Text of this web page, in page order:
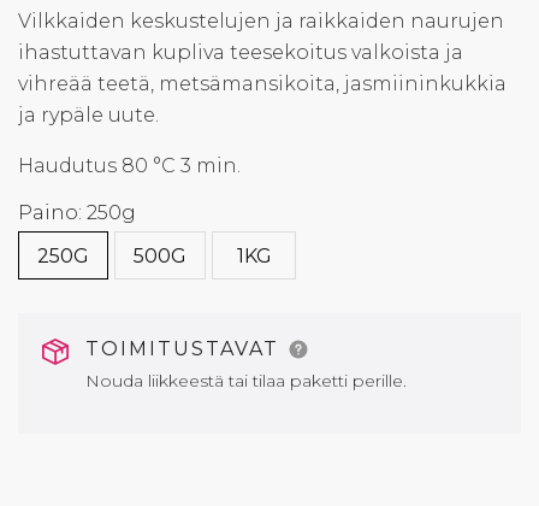
Vilkkaiden keskustelujen ja raikkaiden naurujen
ihastuttavan kupliva teesekoitus valkoista ja
vihreää teetä, metsämansikoita, jasmiininkukkia
ja rypäle uute.
Haudutus 80 °C 3 min.
Paino: 250g
250G
500G 1KG
TOIMITUSTAVAT
Nouda liikkeestä tai tilaa paketti perille.